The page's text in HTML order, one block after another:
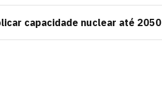
capacidade nuclear até 2050